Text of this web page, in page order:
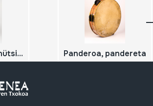
Tupinütsia, tipinütsia, ttipiuntzia, zanbonba Panderoa, pandereta